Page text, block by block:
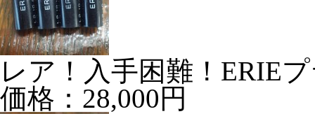
レア！入手困難！ERIE
価格：28,000円